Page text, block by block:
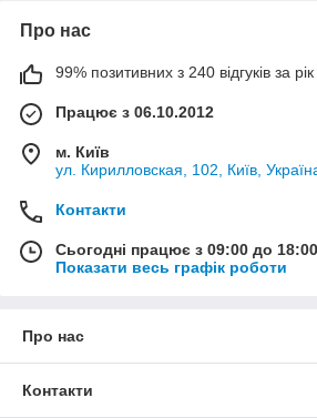
Польский фаркоп (тягово-сцепное
Импортный фаркоп (тягово-сцепное
PEUGEOT
Про нас
99% позитивних з 240 відгуків за рік
Працює з 06.10.2012
м. Київ
ул. Кирилловская, 102, Київ,
Контакти
Сьогодні працює з 09:00 до 18:00
Показати весь графік роботи
Про нас
Контакти